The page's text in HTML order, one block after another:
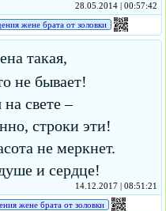
28.05.2014 | 00:57:42
жене брата от золовки
такая,
не бывает!
свете –
строки эти!
не меркнет.
и сердце!
14.12.2017 | 08:51:21
жене брата от золовки